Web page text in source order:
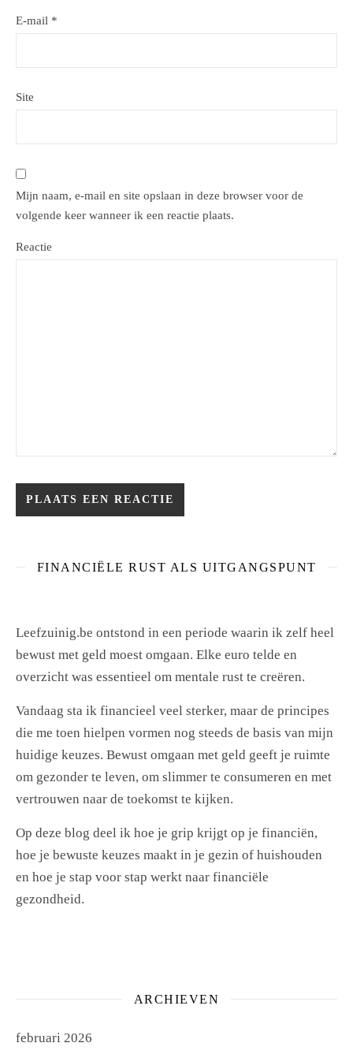
E-mail *
Site
Mijn naam, e-mail en site opslaan in deze browser voor de
volgende keer wanneer ik een reactie plaats.
Reactie
FINANCIËLE RUST ALS UITGANGSPUNT
Leefzuinig.be ontstond in een periode waarin ik zelf heel
bewust met geld moest omgaan. Elke euro telde en
overzicht was essentieel om mentale rust te creëren.
Vandaag sta ik financieel veel sterker, maar de principes
die me toen hielpen vormen nog steeds de basis van mijn
huidige keuzes. Bewust omgaan met geld geeft je ruimte
om gezonder te leven, om slimmer te consumeren en met
vertrouwen naar de toekomst te kijken.
Op deze blog deel ik hoe je grip krijgt op je financiën,
hoe je bewuste keuzes maakt in je gezin of huishouden
en hoe je stap voor stap werkt naar financiële
gezondheid.
ARCHIEVEN
februari 2026